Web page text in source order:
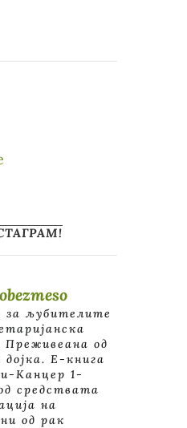
за љубителите
Преживеана од
E-книга
Канцер 1-
средствата
на
од рак